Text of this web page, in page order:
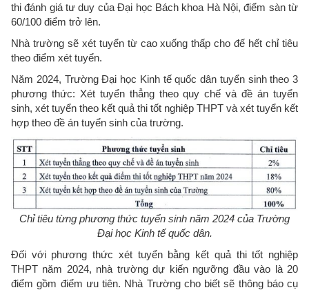
thi đánh giá tư duy của Đại học Bách khoa Hà Nội, điểm sàn từ
60/100 điểm trở lên.
Nhà trường sẽ xét tuyển từ cao xuống thấp cho đế hết chỉ tiêu
theo điểm xét tuyển.
Năm 2024, Trường Đại học Kinh tế quốc dân tuyển sinh theo 3
phương thức: Xét tuyển thẳng theo quy chế và đề án tuyển
sinh, xét tuyển theo kết quả thi tốt nghiệp THPT và xét tuyển kết
hợp theo đề án tuyển sinh của trường.
Chỉ tiêu từng phương thức tuyển sinh năm 2024 của Trường
Đại học Kinh tế quốc dân.
Đối với phương thức xét tuyển bằng kết quả thi tốt nghiệp
THPT năm 2024, nhà trường dự kiến ngưỡng đầu vào là 20
điểm gồm điểm ưu tiên. Nhà Trường cho biết sẽ thông báo cụ